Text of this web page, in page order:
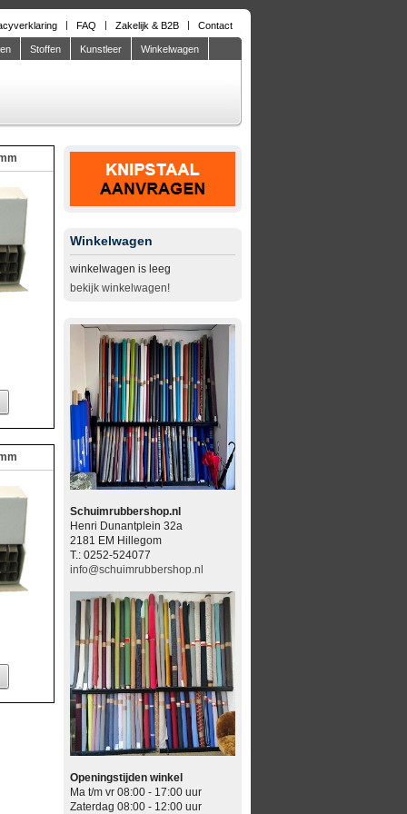
FAQ Zakelijk & B2B Contact
Stoffen Kunstleer Winkelwagen
Winkelwagen
winkelwagen is leeg
bekijk winkelwagen!
Schuimrubbershop.nl
Henri Dunantplein 32a
2181 EM Hillegom
T.: 0252-524077
info@schuimrubbershop.nl
Openingstijden winkel
Ma t/m vr 08:00 - 17:00 uur
Zaterdag 08:00 - 12:00 uur